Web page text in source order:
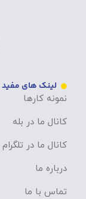
لینک های مفید
نمونه کارها
کانال ما در بله
کانال ما در تلگرام
درباره ما
تماس با ما